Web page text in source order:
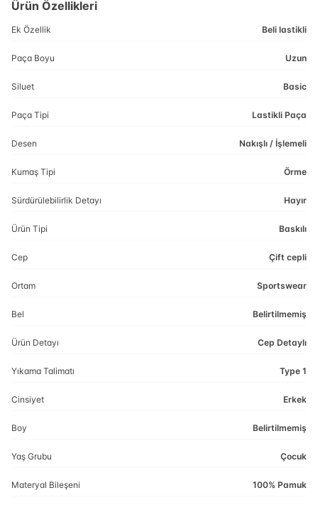
Ürün Özellikleri
Ek Özellik Beli lastikli
Paça Boyu Uzun
Siluet Basic
Paça Tipi Lastikli Paça
Desen Nakışlı / İşlemeli
Kumaş Tipi Örme
Sürdürülebilirlik Detayı Hayır
Ürün Tipi Baskılı
Cep Çift cepli
Ortam Sportswear
Bel Belirtilmemiş
Ürün Detayı Cep Detaylı
Yıkama Talimatı Type 1
Cinsiyet Erkek
Boy Belirtilmemiş
Yaş Grubu Çocuk
Materyal Bileşeni 100% Pamuk